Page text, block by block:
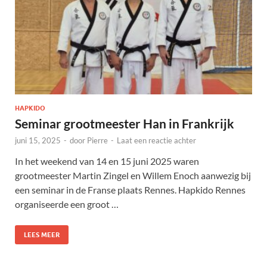
HAPKIDO
Seminar grootmeester Han in Frankrijk
juni 15, 2025 - door Pierre - Laat een reactie achter
In het weekend van 14 en 15 juni 2025 waren
grootmeester Martin Zingel en Willem Enoch aanwezig bij
een seminar in de Franse plaats Rennes. Hapkido Rennes
organiseerde een groot …
LEES MEER